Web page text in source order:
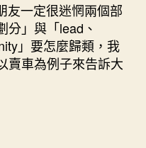
友一定很迷惘兩個部
分」與「lead、
」要怎麼歸類，我
賣車為例子來告訴大